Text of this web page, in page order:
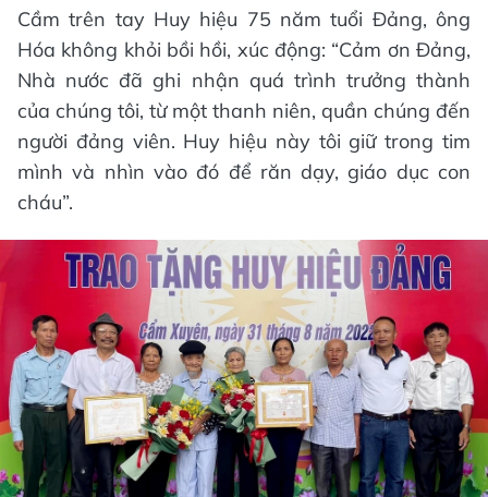
Cầm trên tay Huy hiệu 75 năm tuổi Đảng, ông
Hóa không khỏi bồi hồi, xúc động: “Cảm ơn Đảng,
Nhà nước đã ghi nhận quá trình trưởng thành
của chúng tôi, từ một thanh niên, quần chúng đến
người đảng viên. Huy hiệu này tôi giữ trong tim
mình và nhìn vào đó để răn dạy, giáo dục con
cháu”.